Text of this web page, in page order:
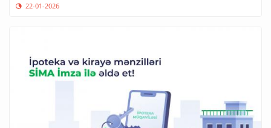
22-01-2026